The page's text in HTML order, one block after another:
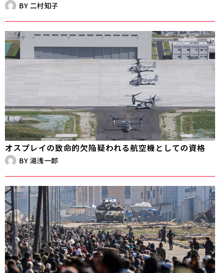
BY 二村知子
オスプレイの致命的欠陥――疑われる航空機としての資格
BY 湯浅一郎